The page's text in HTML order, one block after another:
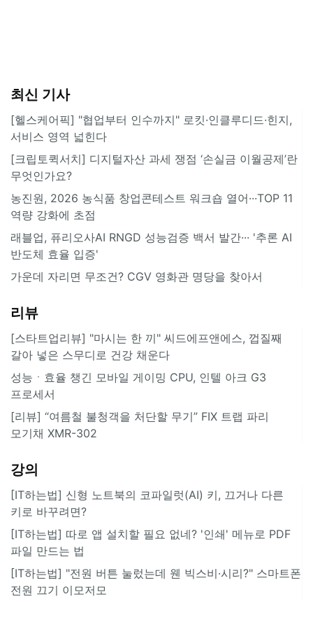
최신 기사
[헬스케어픽] "협업부터 인수까지" 로킷·인클루디드·힌지,
서비스 영역 넓힌다
[크립토퀵서치] 디지털자산 과세 쟁점 ‘손실금 이월공제’란
무엇인가요?
농진원, 2026 농식품 창업콘테스트 워크숍 열어···TOP 11
역량 강화에 초점
래블업, 퓨리오사AI RNGD 성능검증 백서 발간··· '추론 AI
반도체 효율 입증'
가운데 자리면 무조건? CGV 영화관 명당을 찾아서
리뷰
[스타트업리뷰] "마시는 한 끼" 씨드에프앤에스, 껍질째
갈아 넣은 스무디로 건강 채운다
성능ㆍ효율 챙긴 모바일 게이밍 CPU, 인텔 아크 G3
프로세서
[리뷰] “여름철 불청객을 처단할 무기” FIX 트랩 파리
모기채 XMR-302
강의
[IT하는법] 신형 노트북의 코파일럿(AI) 키, 끄거나 다른
키로 바꾸려면?
[IT하는법] 따로 앱 설치할 필요 없네? '인쇄' 메뉴로 PDF
파일 만드는 법
[IT하는법] "전원 버튼 눌렀는데 웬 빅스비·시리?" 스마트폰
전원 끄기 이모저모